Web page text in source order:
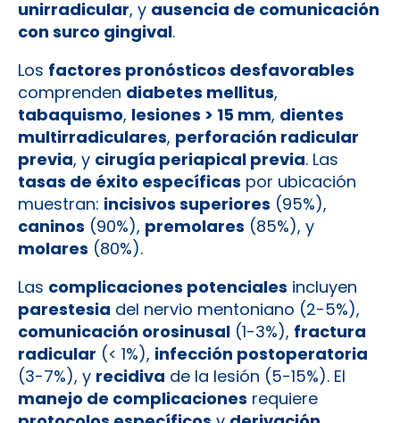
unirradicular, y ausencia de comunicación
con surco gingival.
Los factores pronósticos desfavorables
comprenden diabetes mellitus,
tabaquismo, lesiones > 15 mm, dientes
multirradiculares, perforación radicular
previa, y cirugía periapical previa. Las
tasas de éxito específicas por ubicación
muestran: incisivos superiores (95%),
caninos (90%), premolares (85%), y
molares (80%).
Las complicaciones potenciales incluyen
parestesia del nervio mentoniano (2-5%),
comunicación orosinusal (1-3%), fractura
radicular (< 1%), infección postoperatoria
(3-7%), y recidiva de la lesión (5-15%). El
manejo de complicaciones requiere